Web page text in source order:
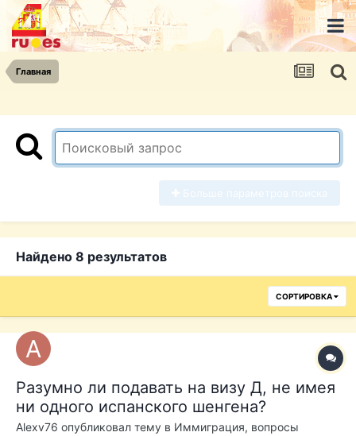
Главная
Найдено 8 результатов
СОРТИРОВКА
Разумно ли подавать на визу Д, не имея
ни одного испанского шенгена?
Alexv76 опубликовал тему в Иммиграция, вопросы